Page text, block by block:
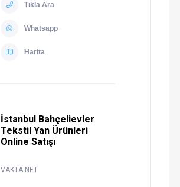
Tıkla Ara
Whatsapp
Harita
İstanbul Bahçelievler
Tekstil Yan Ürünleri
Online Satışı
VAKTA NET